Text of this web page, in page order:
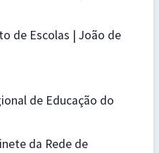
de Escolas | João de
de Educação do
da Rede de